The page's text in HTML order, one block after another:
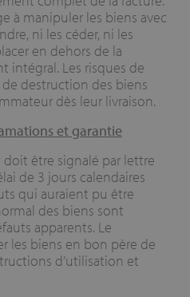
à manipuler les biens avec
ni les céder, ni les
en dehors de la
intégral. Les risques de
destruction des biens
dès leur livraison.
et garantie
doit être signalé par lettre
de 3 jours calendaires
qui auraient pu être
des biens sont
apparents. Le
les biens en bon père de
d’utilisation et